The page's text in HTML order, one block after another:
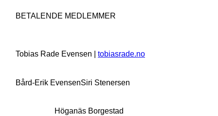
BETALENDE MEDLEMMER
Tobias Rade Evensen | tobiasrade.no
Bård-Erik EvensenSiri Stenersen
Höganäs Borgestad